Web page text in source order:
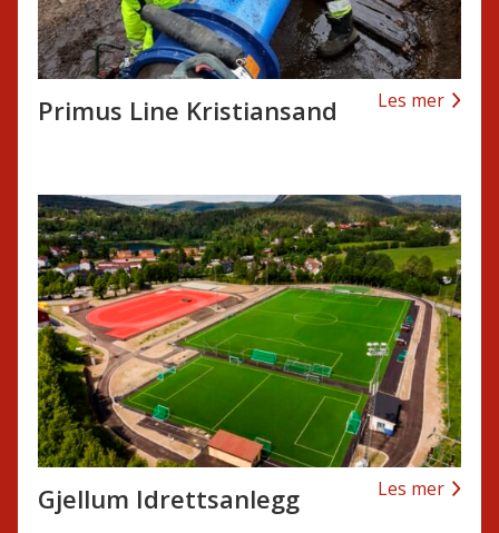
Primus Line Kristiansand Les mer
Gjellum Idrettsanlegg Les mer